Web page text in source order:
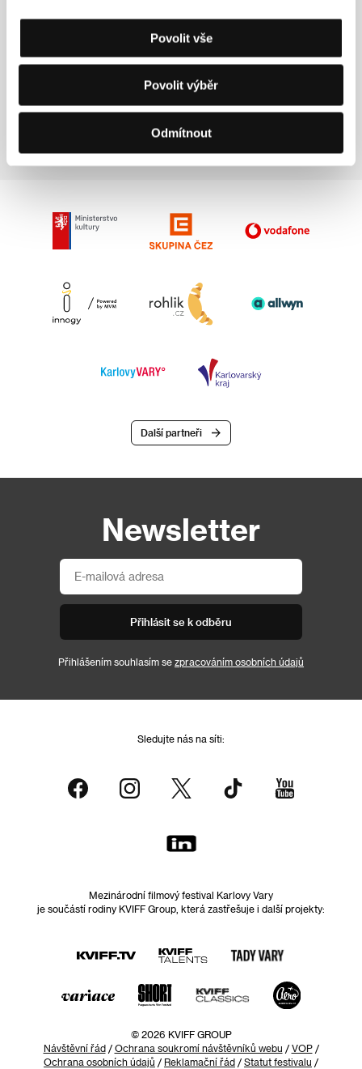
Povolit vše
Povolit výběr
Odmítnout
Jitka Procházková
Festival Organizer,
Další partneři
Newsletter
Přihlásit se k odběru
Přihlášením souhlasím se zpracováním osobních údajů
Sledujte nás na síti:
Mezinárodní filmový festival Karlovy Vary
je součástí rodiny KVIFF Group, která zastřešuje i další projekty:
© 2026 KVIFF GROUP
Návštěvní řád/ Ochrana soukromí návštěvníků webu / VOP/
Ochrana osobních údajů / Reklamační řád / Statut festivalu /